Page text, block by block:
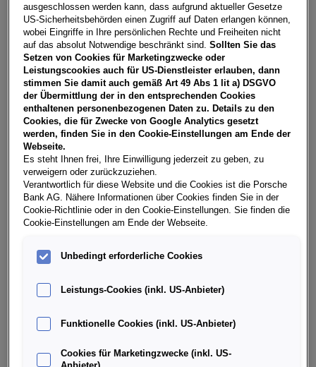
Händler kontaktieren
Online-Abschluss anfragen
**Freibleibendes Musterangebot für Restwert Leasing inkl.
USt, NoVA, zzgl. gesetzl. Vertragsgebühr EUR 148,82 und
Bearbeitungskosten EUR 0,00. Gesamtleasingbetrag EUR
28.470,00, Restwert EUR 12.919,85, Sollzinssatz 7,30%
variabel, Effektivzinssatz 8,41% variabel, Gesamtbetrag EUR
35.616,87. Ihr Verkaufsberater freut sich darauf, Ihnen ein
individuelles Angebot erstellen zu können.
Teilen PDF herunterladen
Weitere Infos & Daten
Fahrzeugdaten
Ausstattung
ausgeschlossen werden kann, dass aufgrund aktueller Gesetze
US-Sicherheitsbehörden einen Zugriff auf Daten erlangen können,
wobei Eingriffe in Ihre persönlichen Rechte und Freiheiten nicht
auf das absolut Notwendige beschränkt sind.Sollten Sie das
Setzen von Cookies für Marketingzwecke oder
Leistungscookies auch für US-Dienstleister erlauben, dann
stimmen Sie damit auch gemäß Art 49 Abs 1 lit a) DSGVO
der Übermittlung der in den entsprechenden Cookies
enthaltenen personenbezogenen Daten zu. Details zu den
Cookies, die für Zwecke von Google Analytics gesetzt
werden, finden Sie in den Cookie-Einstellungen am Ende der
Webseite.
Es steht Ihnen frei, Ihre Einwilligung jederzeit zu geben, zu
verweigern oder zurückzuziehen.
Verantwortlich für diese Website und die Cookies ist die Porsche
Bank AG. Nähere Informationen über Cookies finden Sie in der
Cookie-Richtlinie oder in den Cookie-Einstellungen. Sie finden die
Cookie-Einstellungen am Ende der Webseite.
Unbedingt erforderliche Cookies
Leistungs-Cookies (inkl. US-Anbieter)
Funktionelle Cookies (inkl. US-Anbieter)
Cookies für Marketingzwecke (inkl. US-